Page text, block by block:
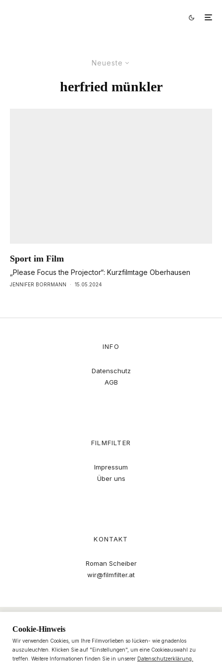
Neueste
herfried münkler
Sport im Film
„Please Focus the Projector“: Kurzfilmtage Oberhausen
JENNIFER BORRMANN · 15.05.2024
INFO
Datenschutz
AGB
FILMFILTER
Impressum
Über uns
KONTAKT
Roman Scheiber
wir@filmfilter.at
Cookie-Hinweis
Wir verwenden Cookies, um Ihre Filmvorlieben so lücken- wie gnadenlos
auszuleuchten. Klicken Sie auf "Einstellungen", um eine Cookieauswahl zu
treffen. Weitere Informationen finden Sie in unserer Datenschutzerklärung.